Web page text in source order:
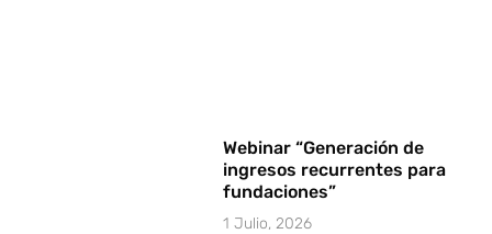
Webinar “Generación de
ingresos recurrentes para
fundaciones”
1 Julio, 2026